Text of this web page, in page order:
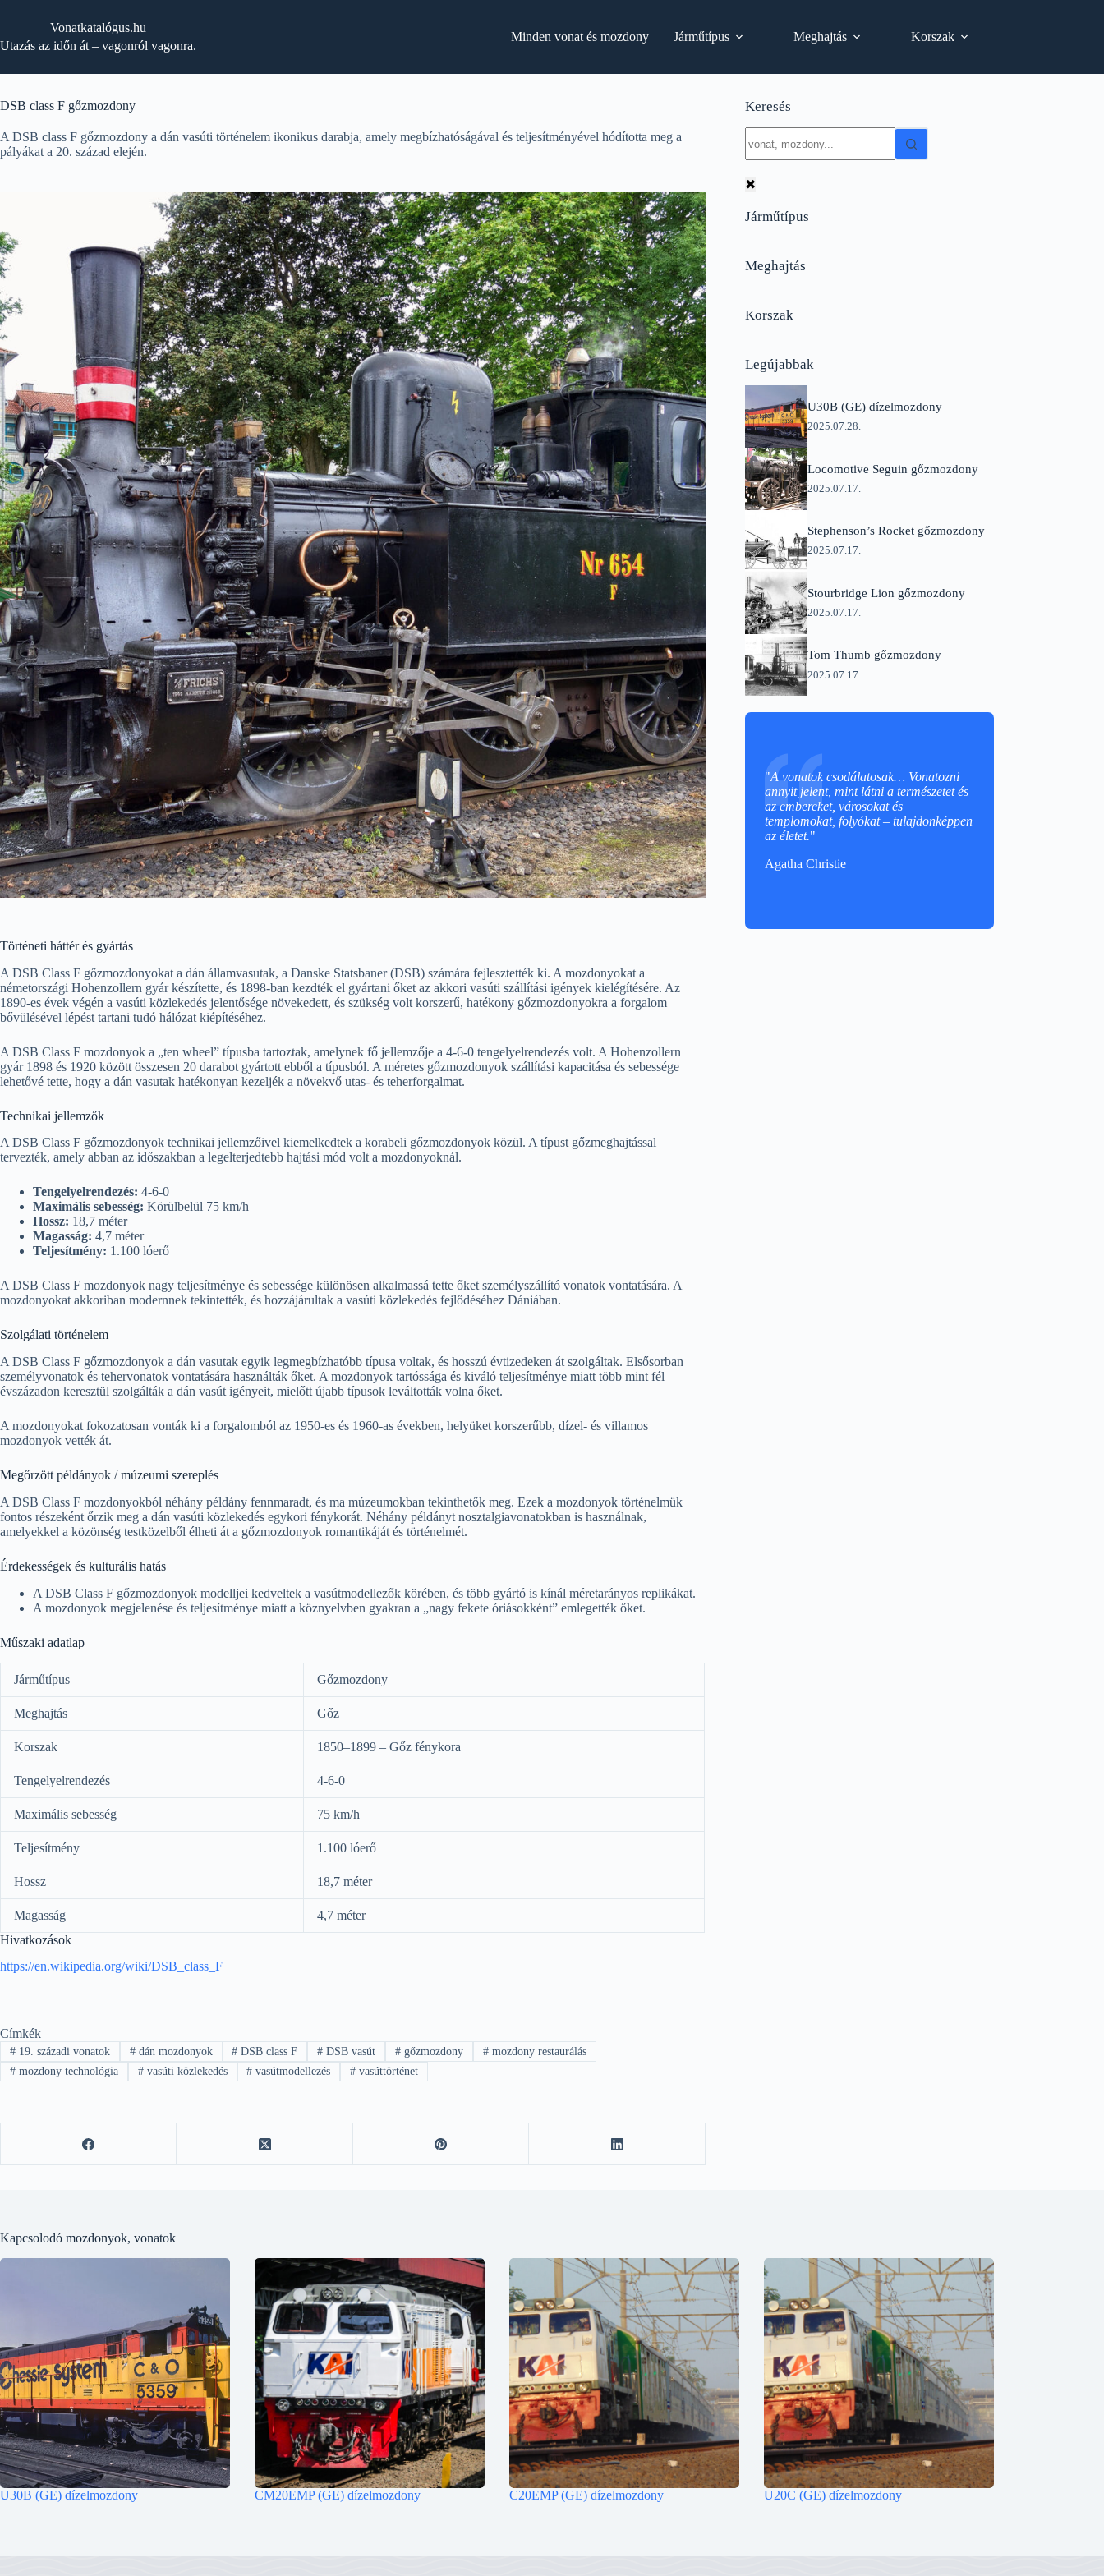
Vonatkatalógus.hu
Utazás az időn át – vagonról vagonra.
Minden vonat és mozdony Járműtípus Meghajtás Korszak
DSB class F gőzmozdony
A DSB class F gőzmozdony a dán vasúti történelem ikonikus darabja, amely megbízhatóságával és teljesítményével hódította meg a
pályákat a 20. század elején.
Történeti háttér és gyártás
A DSB Class F gőzmozdonyokat a dán államvasutak, a Danske Statsbaner (DSB) számára fejlesztették ki. A mozdonyokat a
németországi Hohenzollern gyár készítette, és 1898-ban kezdték el gyártani őket az akkori vasúti szállítási igények kielégítésére. Az
1890-es évek végén a vasúti közlekedés jelentősége növekedett, és szükség volt korszerű, hatékony gőzmozdonyokra a forgalom
bővülésével lépést tartani tudó hálózat kiépítéséhez.
A DSB Class F mozdonyok a „ten wheel” típusba tartoztak, amelynek fő jellemzője a 4-6-0 tengelyelrendezés volt. A Hohenzollern
gyár 1898 és 1920 között összesen 20 darabot gyártott ebből a típusból. A méretes gőzmozdonyok szállítási kapacitása és sebessége
lehetővé tette, hogy a dán vasutak hatékonyan kezeljék a növekvő utas- és teherforgalmat.
Technikai jellemzők
A DSB Class F gőzmozdonyok technikai jellemzőivel kiemelkedtek a korabeli gőzmozdonyok közül. A típust gőzmeghajtással
tervezték, amely abban az időszakban a legelterjedtebb hajtási mód volt a mozdonyoknál.
Tengelyelrendezés: 4-6-0
Maximális sebesség: Körülbelül 75 km/h
Hossz: 18,7 méter
Magasság: 4,7 méter
Teljesítmény: 1.100 lóerő
A DSB Class F mozdonyok nagy teljesítménye és sebessége különösen alkalmassá tette őket személyszállító vonatok vontatására. A
mozdonyokat akkoriban modernnek tekintették, és hozzájárultak a vasúti közlekedés fejlődéséhez Dániában.
Szolgálati történelem
A DSB Class F gőzmozdonyok a dán vasutak egyik legmegbízhatóbb típusa voltak, és hosszú évtizedeken át szolgáltak. Elsősorban
személyvonatok és tehervonatok vontatására használták őket. A mozdonyok tartóssága és kiváló teljesítménye miatt több mint fél
évszázadon keresztül szolgálták a dán vasút igényeit, mielőtt újabb típusok leváltották volna őket.
A mozdonyokat fokozatosan vonták ki a forgalomból az 1950-es és 1960-as években, helyüket korszerűbb, dízel- és villamos
mozdonyok vették át.
Megőrzött példányok / múzeumi szereplés
A DSB Class F mozdonyokból néhány példány fennmaradt, és ma múzeumokban tekinthetők meg. Ezek a mozdonyok történelmük
fontos részeként őrzik meg a dán vasúti közlekedés egykori fénykorát. Néhány példányt nosztalgiavonatokban is használnak,
amelyekkel a közönség testközelből élheti át a gőzmozdonyok romantikáját és történelmét.
Érdekességek és kulturális hatás
A DSB Class F gőzmozdonyok modelljei kedveltek a vasútmodellezők körében, és több gyártó is kínál méretarányos replikákat.
A mozdonyok megjelenése és teljesítménye miatt a köznyelvben gyakran a „nagy fekete óriásokként” emlegették őket.
Műszaki adatlap
Járműtípus Gőzmozdony
Meghajtás Gőz
Korszak 1850–1899 – Gőz fénykora
Tengelyelrendezés 4-6-0
Maximális sebesség 75 km/h
Teljesítmény 1.100 lóerő
Hossz 18,7 méter
Magasság
4,7 méter
Hivatkozások
https://en.wikipedia.org/wiki/DSB_class_F
Címkék
#19. századi vonatok #dán mozdonyok # DSB class F # DSB vasút # gőzmozdony #mozdony restaurálás
#mozdony technológia #vasúti közlekedés # vasútmodellezés # vasúttörténet
Keresés
results
✖
Járműtípus
Meghajtás
Korszak
Legújabbak
U30B (GE) dízelmozdony
2025.07.28.
Locomotive Seguin gőzmozdony
2025.07.17.
Stephenson’s Rocket gőzmozdony
2025.07.17.
Stourbridge Lion gőzmozdony
2025.07.17.
Tom Thumb gőzmozdony
2025.07.17.
"A vonatok csodálatosak… Vonatozni
annyit jelent, mint látni a természetet és
az embereket, városokat és
templomokat, folyókat – tulajdonképpen
az életet."
Agatha Christie
Kapcsolodó mozdonyok, vonatok
U30B (GE) dízelmozdony CM20EMP (GE) dízelmozdony C20EMP (GE) dízelmozdony U20C (GE) dízelmozdony